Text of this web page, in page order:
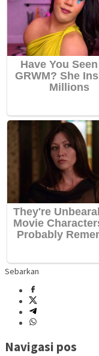
Sebarkan
Navigasi pos